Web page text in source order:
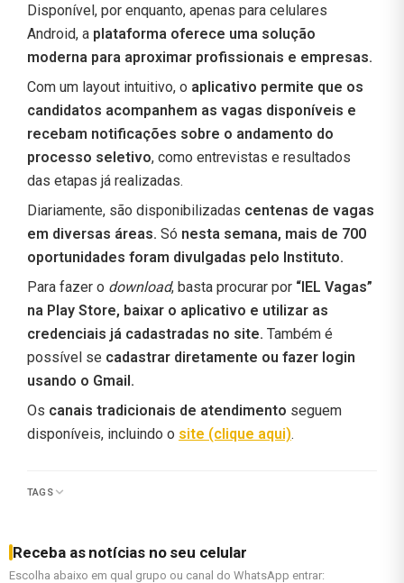
Disponível, por enquanto, apenas para celulares
Android, a plataforma oferece uma solução
moderna para aproximar profissionais e empresas.
Com um layout intuitivo, o aplicativo permite que os
candidatos acompanhem as vagas disponíveis e
recebam notificações sobre o andamento do
processo seletivo, como entrevistas e resultados
das etapas já realizadas.
Diariamente, são disponibilizadas centenas de vagas
em diversas áreas. Só nesta semana, mais de 700
oportunidades foram divulgadas pelo Instituto.
Para fazer o download, basta procurar por “IEL Vagas”
na Play Store, baixar o aplicativo e utilizar as
credenciais já cadastradas no site. Também é
possível se cadastrar diretamente ou fazer login
usando o Gmail.
Os canais tradicionais de atendimento seguem
disponíveis, incluindo o site (clique aqui).
TAGS
Receba as notícias no seu celular
Escolha abaixo em qual grupo ou canal do WhatsApp entrar: